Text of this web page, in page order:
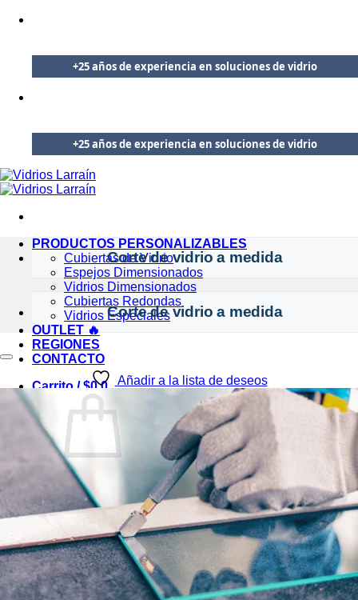
Saltar
+25 años de experiencia en soluciones de vidrio
🛡️Garantía de entrega segura en todo Chile
+25 años de experiencia en soluciones de vidrio
PRODUCTOS PERSONALIZABLES
Cubiertas de Vidrio
Espejos Dimensionados
Vidrios Dimensionados
Cubiertas Redondas
Vidrios Especiales
OUTLET 🔥
REGIONES
CONTACTO
Carrito /$0 0
No hay productos en el carrito.
Volver a la tienda
Carrito
Corte de vidrio a medida
Corte de vidrio a medida
Añadir a la lista de deseos